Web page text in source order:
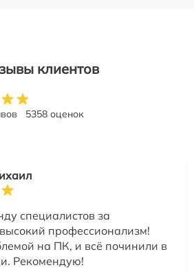
клиентов
5358 оценок
специалистов за
профессионализм!
на ПК, и всё починили в
Рекомендую!